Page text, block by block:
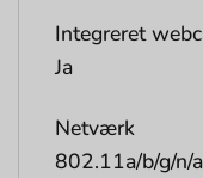
Integreret
Ja
Netværk
802.11a/b/g/n/